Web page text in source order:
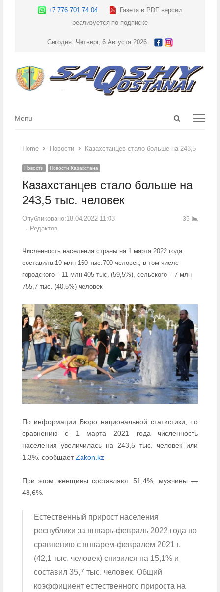
+7 776 701 74 04
Газета в PDF версии
реализуется по подписке
Сегодня: Четверг, 6 Августа 2026
Open
Menu
Menu
Home Новости Казахстанцев стало больше на 243,5 тыс.
Новости Новости Казахстана
Казахстанцев стало больше на
243,5 тыс. человек
Опубликовано:18.04.2022 11:03
Author
Редактор
35
Численность населения страны на 1 марта 2022 года
составила 19 млн 160 тыс.700 человек, в том числе
городского – 11 млн 405 тыс. (59,5%), сельского – 7 млн
755,7 тыс. (40,5%) человек
По информации Бюро национальной статистики, по
сравнению с 1 марта 2021 года численность
населения увеличилась на 243,5 тыс. человек или
1,3%, сообщаетZakon.kz
При этом женщины составляют 51,4%, мужчины —
48,6%.
Естественный прирост населения
республики за январь-февраль 2022 года по
сравнению с январем-февралем 2021 г.
(42,1 тыс. человек) снизился на 15,1% и
составил 35,7 тыс. человек. Общий
коэффициент естественного прироста на